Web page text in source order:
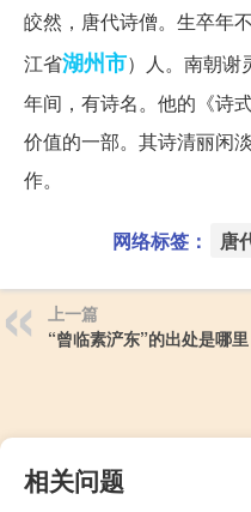
皎然，唐代诗僧。生卒年
江省湖州市）人。南朝谢
年间，有诗名。他的《诗
价值的一部。其诗清丽闲
作。
网络标签： 唐
上一篇
“曾临素浐东”的出处是哪里
相关问题